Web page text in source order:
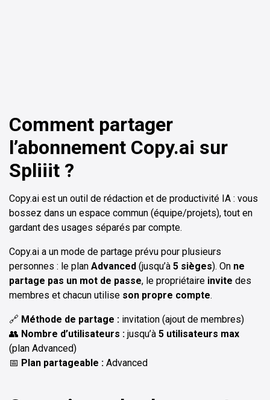
Comment partager
l’abonnement Copy.ai sur
Spliiit ?
Copy.ai est un outil de rédaction et de productivité IA : vous
bossez dans un espace commun (équipe/projets), tout en
gardant des usages séparés par compte.
Copy.ai a un mode de partage prévu pour plusieurs
personnes : le plan Advanced (jusqu’à 5 sièges). On ne
partage pas un mot de passe, le propriétaire invite des
membres et chacun utilise son propre compte.
🔗 Méthode de partage : invitation (ajout de membres)
👥 Nombre d’utilisateurs : jusqu’à 5 utilisateurs max
(plan Advanced)
📅 Plan partageable : Advanced